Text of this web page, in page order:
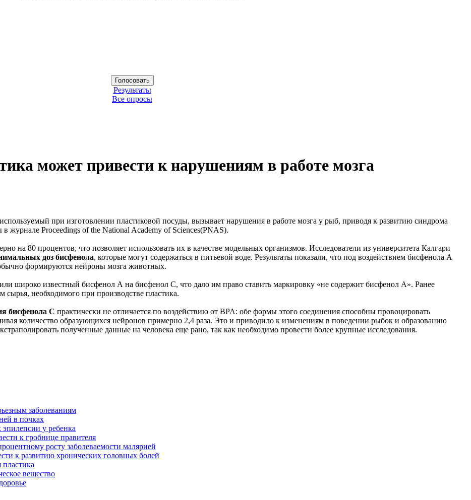
Результаты
Все опросы
может привести к нарушениям в работе мозга
при изготовлении пластиковой посуды, вызывает нарушения в работе мозга у рыб, приводя к развитию синдрома
журнале Proceedings of the National Academy of Sciences(PNAS).
на 80 процентов, что позволяет использовать их в качестве модельных организмов. Исследователи из университета Калгари
доз бисфенола, которые могут содержаться в питьевой воде. Результаты показали, что под воздействием бисфенола А
формируются нейроны мозга животных.
широко известный бисфенол А на бисфенол С, что дало им право ставить маркировку «не содержит бисфенол А». Ранее
сырья, необходимого при производстве пластика.
бисфенола С практически не отличается по воздействию от BPA: обе формы этого соединения способны провоцировать
количество образующихся нейронов примерно 2,4 раза. Это и приводило к изменениям в поведении рыбок и образованию
полученные данные на человека еще рано, так как необходимо провести более крупные исследования.
заболеваниям
в почках
у ребенка
к гробнице правителя
росту заболеваемости малярией
к развитию хронических головных болей
вещество